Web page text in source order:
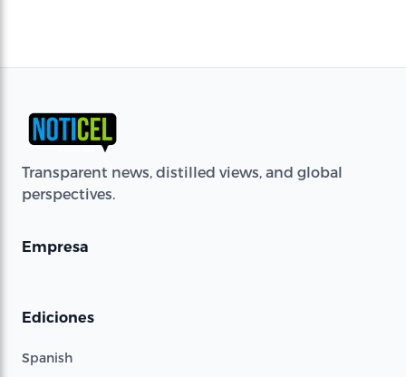
Transparent news, distilled views, and global
perspectives.
Empresa
Ediciones
Spanish